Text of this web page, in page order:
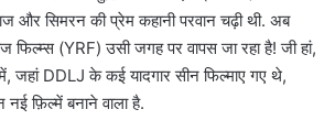
और सिमरन की प्रेम कहानी परवान चढ़ी थी. अब
फिल्म्स (YRF) उसी जगह पर वापस जा रहा है! जी हां,
जहां DDLJ के कई यादगार सीन फिल्माए गए थे,
फ़िल्में बनाने वाला है.